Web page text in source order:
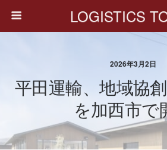
LOGISTICS
2026年3月2日
平田運輸、地域協
を加西市で